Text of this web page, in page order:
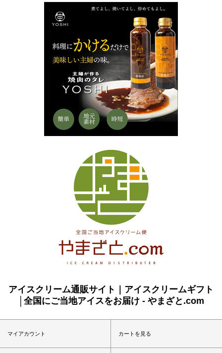
アイスクリーム通販サイト｜アイスクリームギフト
│全国にご当地アイスをお届け - やまざと.com
マイアカウント カートを見る